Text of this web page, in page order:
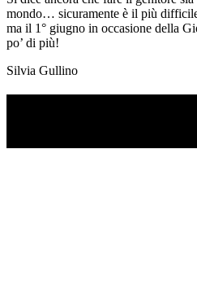
mondo… sicuramente è il più
ma il 1° giugno in occasione della
po’ di più!
Silvia Gullino